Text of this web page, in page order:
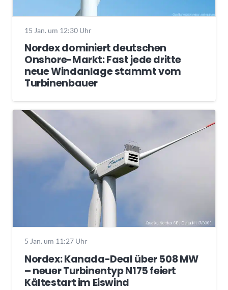
15 Jan. um 12:30 Uhr
Nordex dominiert deutschen
Onshore-Markt: Fast jede dritte
neue Windanlage stammt vom
Turbinenbauer
5 Jan. um 11:27 Uhr
Nordex: Kanada-Deal über 508 MW
– neuer Turbinentyp N175 feiert
Kältestart im Eiswind